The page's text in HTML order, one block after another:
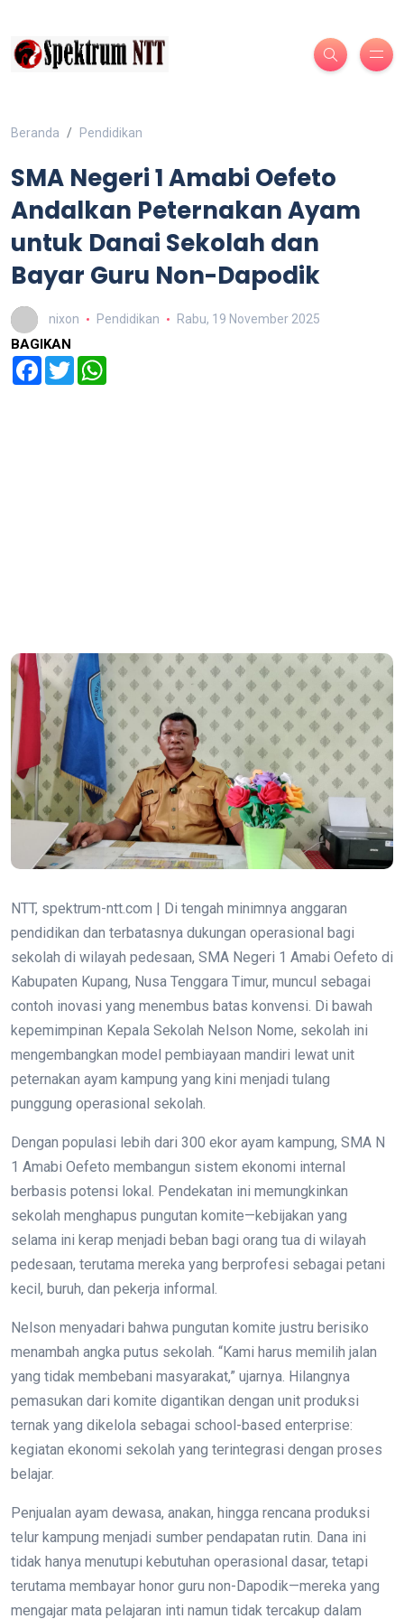
Beranda Pendidikan
SMA Negeri 1 Amabi Oefeto
Andalkan Peternakan Ayam
untuk Danai Sekolah dan
Bayar Guru Non-Dapodik
nixon Pendidikan Rabu, 19 November 2025
BAGIKAN
Facebook
Twitter
NTT, spektrum-ntt.com | Di tengah minimnya anggaran
pendidikan dan terbatasnya dukungan operasional bagi
sekolah di wilayah pedesaan, SMA Negeri 1 Amabi Oefeto di
Kabupaten Kupang, Nusa Tenggara Timur, muncul sebagai
contoh inovasi yang menembus batas konvensi. Di bawah
kepemimpinan Kepala Sekolah Nelson Nome, sekolah ini
mengembangkan model pembiayaan mandiri lewat unit
peternakan ayam kampung yang kini menjadi tulang
punggung operasional sekolah.
Dengan populasi lebih dari 300 ekor ayam kampung, SMA N
1 Amabi Oefeto membangun sistem ekonomi internal
berbasis potensi lokal. Pendekatan ini memungkinkan
sekolah menghapus pungutan komite—kebijakan yang
selama ini kerap menjadi beban bagi orang tua di wilayah
pedesaan, terutama mereka yang berprofesi sebagai petani
kecil, buruh, dan pekerja informal.
Nelson menyadari bahwa pungutan komite justru berisiko
menambah angka putus sekolah. “Kami harus memilih jalan
yang tidak membebani masyarakat,” ujarnya. Hilangnya
pemasukan dari komite digantikan dengan unit produksi
ternak yang dikelola sebagai school-based enterprise:
kegiatan ekonomi sekolah yang terintegrasi dengan proses
belajar.
Penjualan ayam dewasa, anakan, hingga rencana produksi
telur kampung menjadi sumber pendapatan rutin. Dana ini
tidak hanya menutupi kebutuhan operasional dasar, tetapi
terutama membayar honor guru non-Dapodik—mereka yang
mengajar mata pelajaran inti namun tidak tercakup dalam